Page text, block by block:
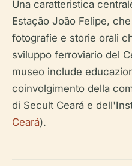
Una caratteristica
Estação João Felipe,
fotografie e storie orali
sviluppo ferroviario del
museo include
coinvolgimento della
di Secult Ceará e
Ceará).